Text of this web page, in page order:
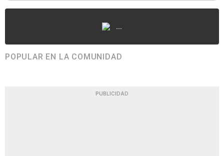
...
POPULAR EN LA COMUNIDAD
PUBLICIDAD